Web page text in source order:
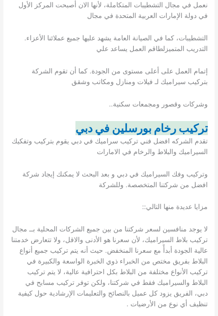
نعمل في مجال التشطيبات المتكاملة، لأنها الان أصبحت المركز الأول
في دولة الإمارات العربية المتحدة في مجال
التشطيبات، كما في الصيانة العامة يشهد عليها جميع عملائنا الأعزاء.
التدريب المتميزلطاقم العمل يساعد علي
إتمام العمل على أعلى مستوى من الجودة. كما أن تقوم الشركة
بتركيب سيراميك لـ فيلات ومنازل ومكاتب وشقق
وشركات وقصور ومجمعات سكنية..
تركيب رخام بورسلين في دبي
تقدم الشركه افضل فني تركيب سراميك في دبي يقوم بتركيب وتفكيك
السيراميك والبلاط والرخام في الامارات
وتركيب وفك السيراميك في دبي و بعد البحث لا يمكنك إيجاد شركة
افضل من شركتنا المتخصصة. وللشركة
مزايا عديدة منها التالي::
لا يوجد منافسين لسعر شركتنا من بين جميع الشركات المحلية بــ مجال
تركيب بلاط السيراميك، لأن سعرنا هو الأدنى والاقل، ولا تتعارض خدمتنا
عالية الجودة أبدأً مع سعرنا المنخفض. حيث أنه يتم تركيب جميع أنواع
البلاط بفريق مختص من الخبراء ذوي الخبرة الواسعة والكبيرة في
تركيب الأنواع مختلفة من البلاط بكل احترافية عالية، لا يتم تركيب
البلاط والسيراميك فقط في شركتنا، ولكن توفر تركيب مسابح في
دبي، الفريق يزود كل عميل بالنصائح والتعليمات الإرشادية حول كيفية
تنظيف أي نوع من الأرضيات .